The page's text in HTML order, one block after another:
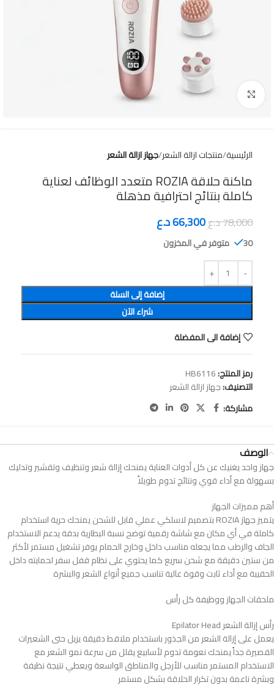
Click to enlarge
الرئيسية منتجات ازالة الشعر جهاز ازالة الشعر
ماكنة حلاقة ROZIA متعدد الوظائف لعناية
كاملة بنتائج احترافية مذهلة
78,000د.ع66,300د.ع
30 متوفر في المخزون
إضافة إلى السلة
شراء الآن
إضافة الى المفضلة
رمز المنتج:HB6116
التصنيف:جهاز ازالة الشعر
مشاركة:
الوصف
جهاز واحد يغنيك عن كل أدوات العناية يمنحك إزالة شعر وتنظيف وتقشير وتدليك
بسهولة مع أداء قوي ونتائج تدوم طويلاً
أهم مميزات الجهاز
يتميز جهاز ROZIA بتصميم لاسلكي عملي قابل للشحن يمنحك حرية استخدام
كاملة في أي مكان مع شاشة رقمية توضح نسبة البطارية بدقة يدعم الاستخدام
الجاف والرطب مما يجعله مناسب داخل وخارج الحمام يوفر تشغيل مستمر لأكثر
من ستين دقيقة مع شحن سريع كما يحتوي على نظام قفل سفر لحمايته داخل
الحقيبة مع أداء ثابت وقوة عالية تناسب جميع أنواع الشعر والبشرة
ملحقات الجهاز ووظيفة كل رأس
رأس إزالة الشعر Epilator Head
يعمل على إزالة الشعر من الجذور باستخدام ملاقط دقيقة يزيل حتى الشعيرات
القصيرة جداً يمنحك نعومة تدوم لأسابيع يقلل من سرعة نمو الشعر مع
الاستخدام المستمر مناسب للأرجل والمناطق الواسعة ويعطي نتيجة نظيفة
وبشرة ناعمة بدون تكرار الحلاقة بشكل مستمر